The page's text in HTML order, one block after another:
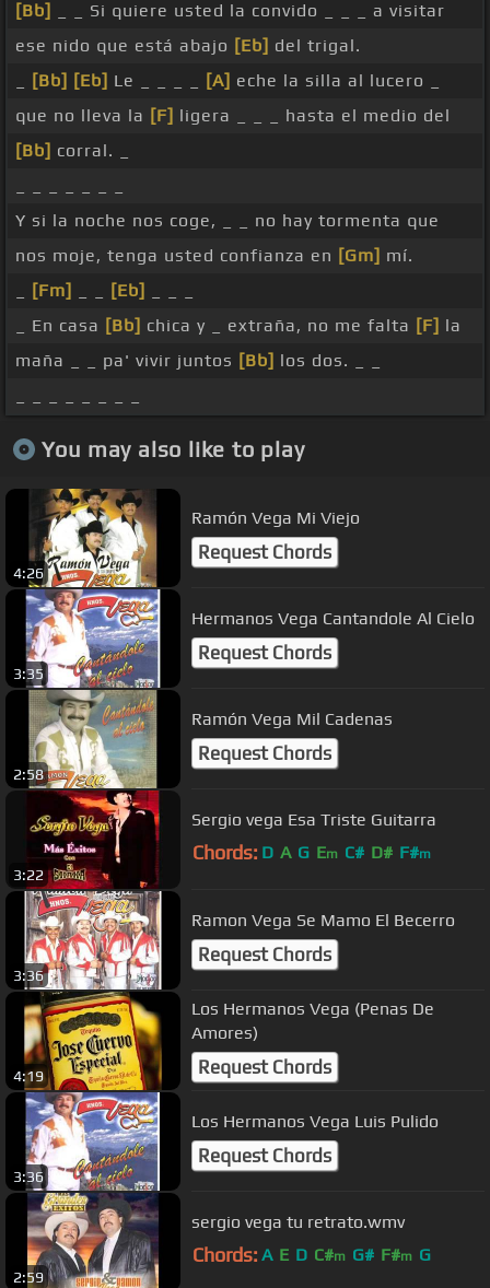
[Bb]
_ _ Si quiere usted la convido _ _ _ a visitar
ese nido que está abajo [Eb] del trigal.
[Bb] [Eb] Le _ _ _ _ [A] eche la silla al lucero _
que no lleva la [F] ligera _ _ _ hasta el medio del
[Bb] corral. _
Y si la noche nos coge, _ _ no hay tormenta que
nos moje, tenga usted confianza en [Gm] mí.
[Fm] [Eb]
_ En casa [Bb] chica y _ extraña, no me falta [F] la
maña _ _ pa' vivir juntos [Bb] los dos. _ _
You may also like to play
4:26
Ramón Vega Mi Viejo
Request Chords
3:35
Hermanos Vega Cantandole Al Cielo
Request Chords
2:58
Ramón Vega Mil Cadenas
Request Chords
3:22
Sergio vega Esa Triste Guitarra
Chords: D A G Em C# D# F#m
3:36
Ramon Vega Se Mamo El Becerro
Request Chords
4:19
Los Hermanos Vega (Penas De
Amores)
Request Chords
3:36
Los Hermanos Vega Luis Pulido
Request Chords
2:59
sergio vega tu retrato.wmv
Chords: A E D C#m G# F#m G